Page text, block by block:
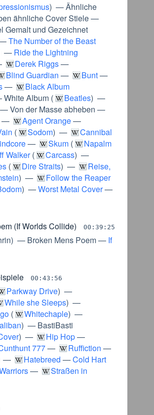
) —Ähnliche
ähnliche Cover Stiele—
Gemalt und Gezeichnet
The Number of the Beast
— Ride the Lightning
Derek Riggs—
Blind Guardian — Bunt—
—
Black Album
White Album ( Beatles) —
—Von der Masse abheben —
— Agent Orange—
( Sodom) —
Cannibal
— Skum (
Napalm
Walker( Carcass) —
( Dire Straits) —
Reise,
) —
Follow the Reaper
) —Worst Metal Cover—
(If Worlds Collide) 00:39:25
) — Broken Mens Poem— If
00:43:56
Parkway Drive) —
While she Sleeps) —
( Whitechaple) —
) — BastiBasti
) — Hip Hop—
777— Ruffiction —
— Hatebreed —Cold Hart
—
Straßen in